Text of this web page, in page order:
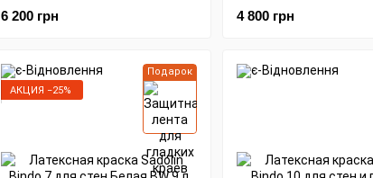
6 200 грн 4 800 грн
Подарок
АКЦИЯ −25%